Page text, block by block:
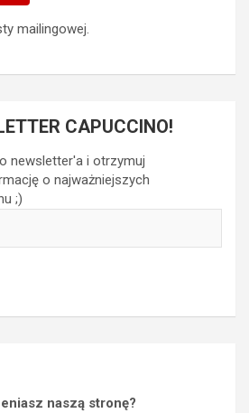
mailingowej.
CAPUCCINO!
newsletter'a i otrzymuj
o najważniejszych
;)
naszą stronę?